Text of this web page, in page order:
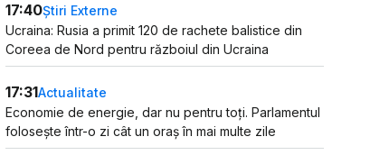
17:40Știri Externe
Ucraina: Rusia a primit 120 de rachete balistice din
Coreea de Nord pentru războiul din Ucraina
17:31Actualitate
Economie de energie, dar nu pentru toți. Parlamentul
folosește într-o zi cât un oraș în mai multe zile